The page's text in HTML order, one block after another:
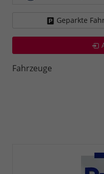
Geparkte
Fahrzeuge